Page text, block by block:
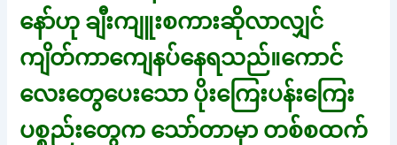
နော်ဟု ချီးကျူးစကားဆိုလာလျှင်
ကျိတ်ကာကျေနပ်နေရသည်။ကောင်
လေးတွေပေးသော ပိုးကြေးပန်းကြေး
ပစ္စည်းတွေက သော်တာမှာ တစ်စထက်